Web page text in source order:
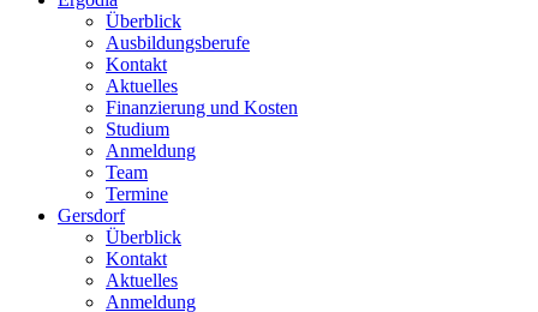
Überblick
Ausbildungsberufe
Kontakt
Aktuelles
Finanzierung und Kosten
Studium
Anmeldung
Team
Termine
Gersdorf
Überblick
Kontakt
Aktuelles
Anmeldung